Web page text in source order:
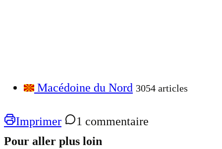
Macédoine du Nord 3054 articles
Imprimer
1 commentaire
Pour aller plus loin